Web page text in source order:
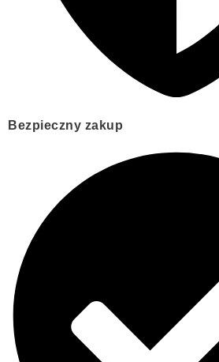
Bezpieczny zakup